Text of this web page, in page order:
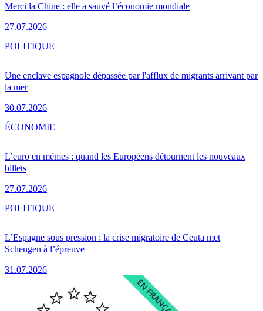
Merci la Chine : elle a sauvé l’économie mondiale
27.07.2026
Une enclave espagnole dépassée par l'afflux de migrants arrivant par
la mer
30.07.2026
POLITIQUE
L’euro en mèmes : quand les Européens détournent les nouveaux
billets
27.07.2026
ÉCONOMIE
L’Espagne sous pression : la crise migratoire de Ceuta met
Schengen à l’épreuve
31.07.2026
POLITIQUE